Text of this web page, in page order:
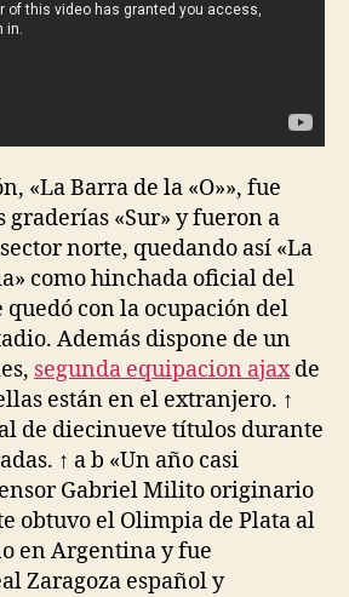
«La Barra de la «O»», fue
graderías «Sur» y fueron a
norte, quedando así «La
como hinchada oficial del
quedó con la ocupación del
Además dispone de un
segunda equipacion ajaxde
están en el extranjero. ↑
de diecinueve títulos durante
↑ a b «Un año casi
Gabriel Milito originario
obtuvo el Olimpia de Plata al
en Argentina y fue
Zaragoza español y